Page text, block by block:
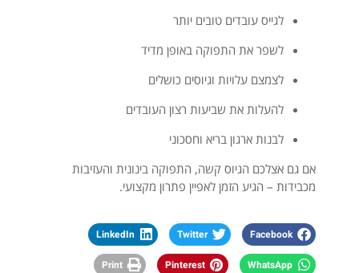
לגייס עובדים טובים יותר
לשפר את התפוקה באופן מדיד
לצמצם עלויות וגיוסים כושלים
להעלות את שביעות רצון העובדים
לבנות ארגון בריא וחסכוני
אם גם אצלכם הגיוס קשה, התפוקה בינונית והעזיבות
מכבידות – הגיע הזמן לאפיין פתרון מקצועי.
Facebook
Twitter
LinkedIn
WhatsApp
Pinterest
Print